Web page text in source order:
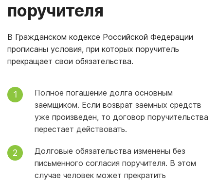
поручителя
В Гражданском кодексе Российской Федерации
прописаны условия, при которых поручитель
прекращает свои обязательства.
Полное погашение долга основным
заемщиком. Если возврат заемных средств
уже произведен, то договор поручительства
перестает действовать.
Долговые обязательства изменены без
письменного согласия поручителя. В этом
случае человек может прекратить